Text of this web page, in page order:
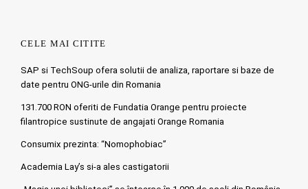
CELE MAI CITITE
SAP si TechSoup ofera solutii de analiza, raportare si baze de
date pentru ONG-urile din Romania
131.700 RON oferiti de Fundatia Orange pentru proiecte
filantropice sustinute de angajati Orange Romania
Consumix prezinta: “Nomophobiac”
Academia Lay’s si-a ales castigatorii